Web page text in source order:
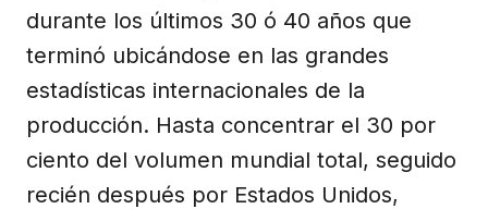
durante los últimos 30 ó 40 años que
terminó ubicándose en las grandes
estadísticas internacionales de la
producción. Hasta concentrar el 30 por
ciento del volumen mundial total, seguido
recién después por Estados Unidos,